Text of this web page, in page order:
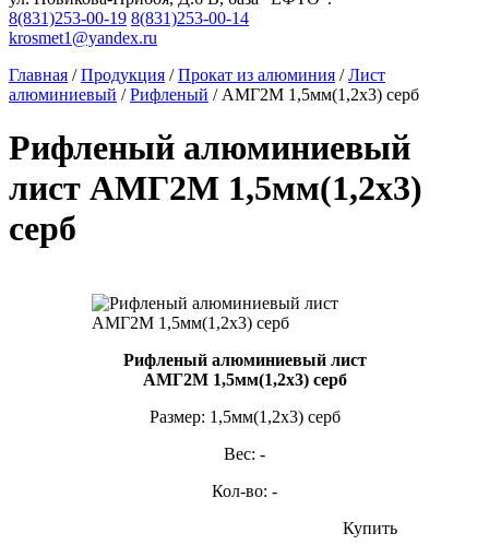
8(831)253-00-19 8(831)253-00-14
krosmet1@yandex.ru
Главная /Продукция /Прокат из алюминия /Лист
алюминиевый /Рифленый / АМГ2М 1,5мм(1,2х3) серб
Рифленый алюминиевый
лист АМГ2М 1,5мм(1,2х3)
серб
Рифленый алюминиевый лист
АМГ2М 1,5мм(1,2х3) серб
Размер: 1,5мм(1,2х3) серб
Вес: -
Кол-во: -
Купить